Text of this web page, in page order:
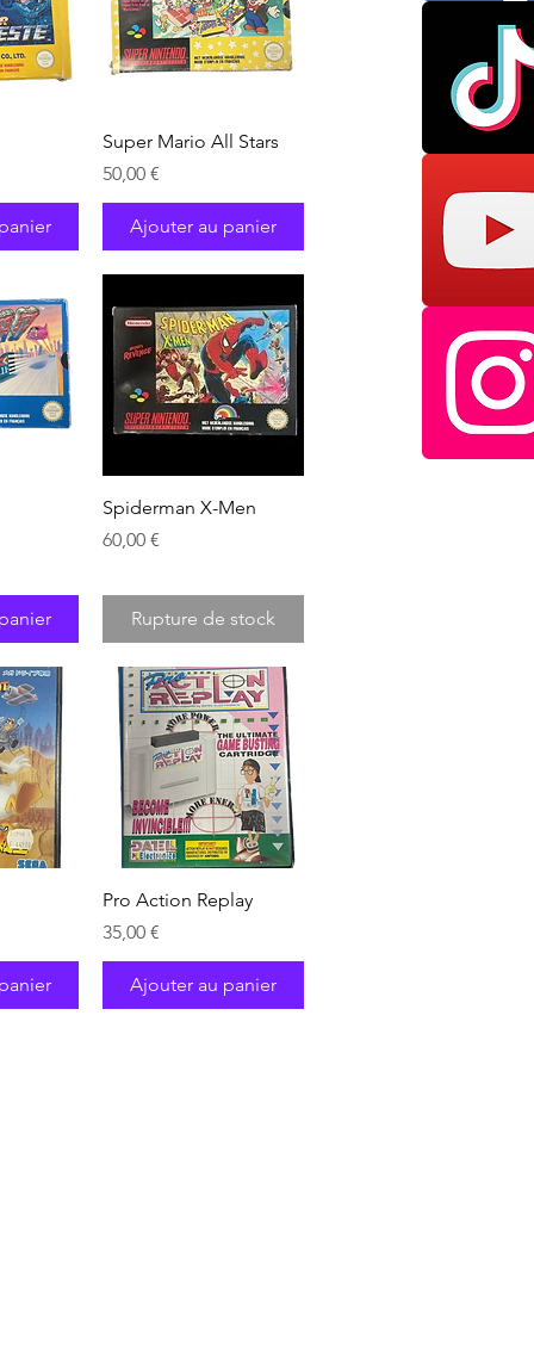
Aperçu rapide
Super Mario All Stars
Prix
50,00 €
Ajouter au panier
Aperçu rapide
Spiderman X-Men
Prix
60,00 €
Rupture de stock
Aperçu rapide
Pro Action Replay
Prix
35,00 €
Ajouter au panier